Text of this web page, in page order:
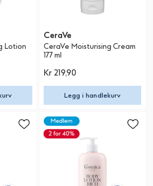
Lotion
CeraVe
CeraVe Moisturising Cream
177 ml
Kr 219,90
Legg i handlekurv